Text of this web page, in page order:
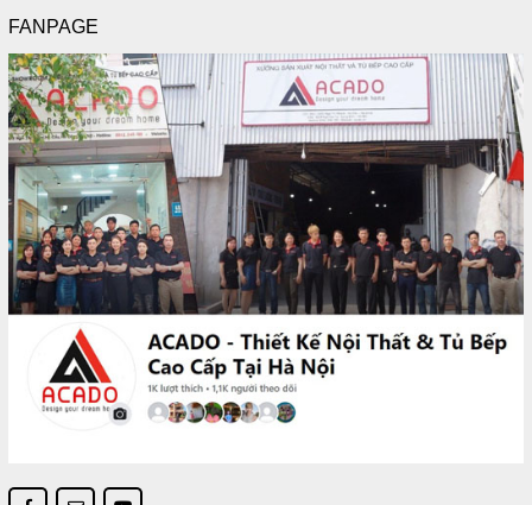
FANPAGE